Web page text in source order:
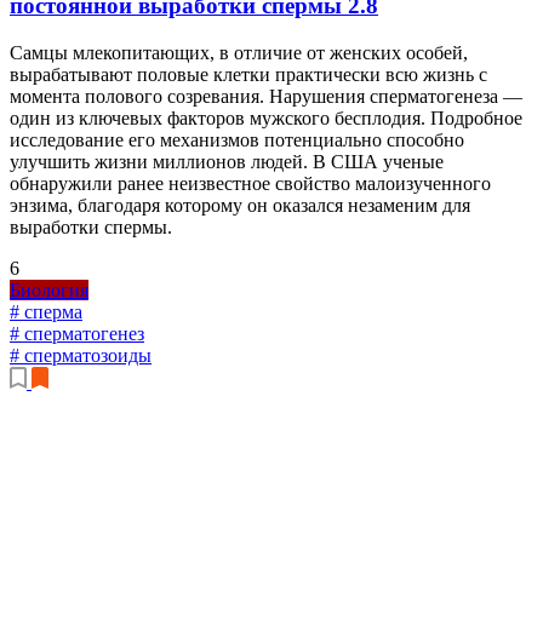
постоянной выработки спермы 2.8
Самцы млекопитающих, в отличие от женских особей,
вырабатывают половые клетки практически всю жизнь с
момента полового созревания. Нарушения сперматогенеза —
один из ключевых факторов мужского бесплодия. Подробное
исследование его механизмов потенциально способно
улучшить жизни миллионов людей. В США ученые
обнаружили ранее неизвестное свойство малоизученного
энзима, благодаря которому он оказался незаменим для
выработки спермы.
6
Биология
# сперма
# сперматогенез
# сперматозоиды